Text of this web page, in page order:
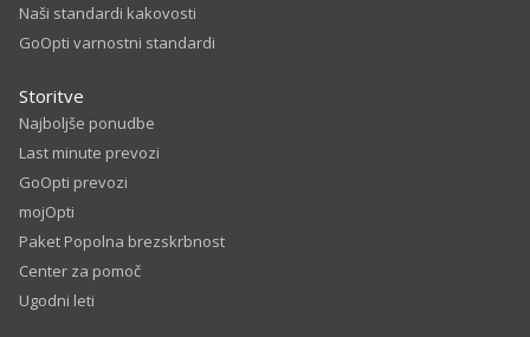
Naši standardi kakovosti
GoOpti varnostni standardi
Storitve
Najboljše ponudbe
Last minute prevozi
GoOpti prevozi
mojOpti
Paket Popolna brezskrbnost
Center za pomoč
Ugodni leti